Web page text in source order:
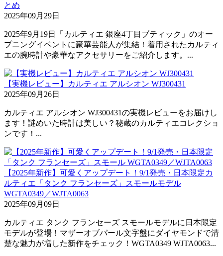
とめ
2025年09月29日
2025年9月19日「カルティエ 銀座4丁目ブティック」のオー
プニングイベントに豪華芸能人が集結！着用されたカルティ
エの腕時計や豪華なアクセサリーをご紹介します。...
【実機レビュー】カルティエ アルシオン WJ300431
2025年09月26日
カルティエ アルシオン WJ300431の実機レビューをお届けし
ます！謎めいた時計は美しい？秘蔵のカルティエコレクショ
ンです！...
【2025年新作】可愛くアップデート！9/1発売・日本限定カ
ルティエ「タンク フランセーズ」スモールモデル
WGTA0349／WJTA0063
2025年09月09日
カルティエ タンク フランセーズ スモールモデルに日本限定
モデルが登場！マザーオブパール文字盤にダイヤモンドで清
楚な魅力が増した新作をチェック！WGTA0349 WJTA0063...